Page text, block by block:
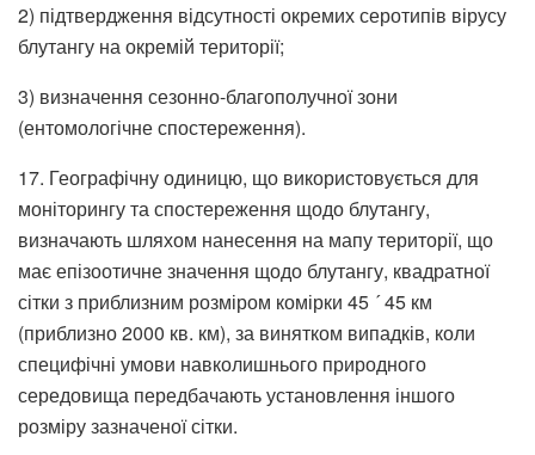
2) підтвердження відсутності окремих серотипів вірусу
блутангу на окремій території;
3) визначення сезонно-благополучної зони
(ентомологічне спостереження).
17. Географічну одиницю, що використовується для
моніторингу та спостереження щодо блутангу,
визначають шляхом нанесення на мапу території, що
має епізоотичне значення щодо блутангу, квадратної
сітки з приблизним розміром комірки 45 ´ 45 км
(приблизно 2000 кв. км), за винятком випадків, коли
специфічні умови навколишнього природного
середовища передбачають установлення іншого
розміру зазначеної сітки.